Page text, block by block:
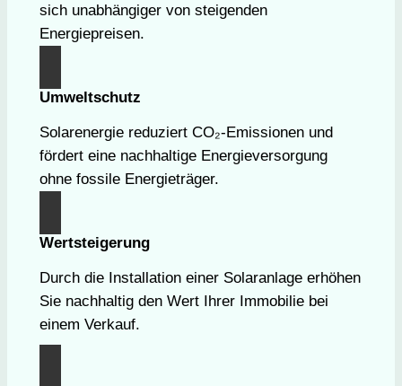
sich unabhängiger von steigenden
Energiepreisen.
Umweltschutz
Solarenergie reduziert CO₂-Emissionen und
fördert eine nachhaltige Energieversorgung
ohne fossile Energieträger.
Wertsteigerung
Durch die Installation einer Solaranlage erhöhen
Sie nachhaltig den Wert Ihrer Immobilie bei
einem Verkauf.